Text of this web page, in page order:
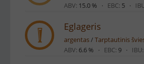
ABV: 15.0 % · EBC: 5 ·
Eglageris
argentas/Tarptautinis
ABV: 6.6 % · EBC: 9 · IBU: